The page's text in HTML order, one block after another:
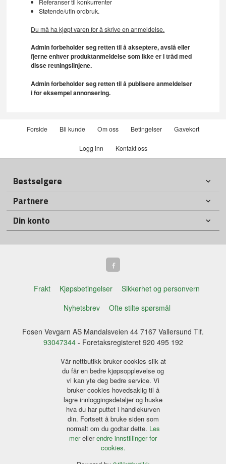
Referanser til konkurrenter
Støtende/ufin ordbruk.
Du må ha kjøpt varen for å skrive en anmeldelse.
Admin forbeholder seg retten til å akseptere, avslå eller
fjerne enhver produktanmeldelse som ikke er i tråd med
disse retningslinjene.
Admin forbeholder seg retten til å publisere anmeldelser
i for eksempel annonsering.
Forside Bli kunde Om oss Betingelser Gavekort
Logg inn Kontakt oss
Bestselgere
Partnere
Din konto
Frakt Kjøpsbetingelser
Sikkerhet og personvern
Nyhetsbrev
Ofte stilte spørsmål
Fosen Vevgarn AS Mandalsveien 44 7167 Vallersund Tlf.
93047344- Foretaksregisteret 920 495 192
Vår nettbutikk bruker cookies slik at
du får en bedre kjøpsopplevelse og
vi kan yte deg bedre service. Vi
bruker cookies hovedsaklig til å
lagre innloggingsdetaljer og huske
hva du har puttet i handlekurven
din. Fortsett å bruke siden som
normalt om du godtar dette. Les
merellerendre innstillinger for
cookies.